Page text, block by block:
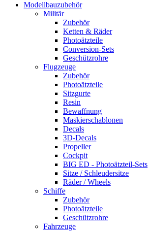
Modellbauzubehör
Militär
Zubehör
Ketten & Räder
Photoätzteile
Conversion-Sets
Geschützrohre
Flugzeuge
Zubehör
Photoätzteile
Sitzgurte
Resin
Bewaffnung
Maskierschablonen
Decals
3D-Decals
Propeller
Cockpit
BIG ED - Photoätzteil-Sets
Sitze / Schleudersitze
Räder / Wheels
Schiffe
Zubehör
Photoätzteile
Geschützrohre
Fahrzeuge